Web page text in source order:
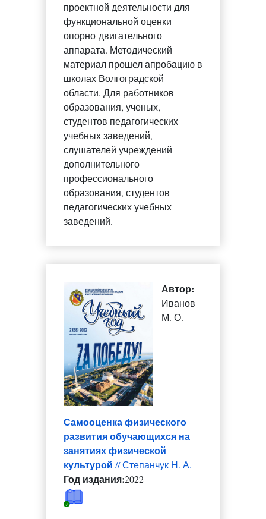
проектной деятельности для
функциональной оценки
опорно-двигательного
аппарата. Методический
материал прошел апробацию в
школах Волгоградской
области. Для работников
образования, ученых,
студентов педагогических
учебных заведений,
слушателей учреждений
дополнительного
профессионального
образования, студентов
педагогических учебных
заведений.
Автор:
Иванов
М. О.
Самооценка физического
развития обучающихся на
занятиях физической
культурой // Степанчук Н. А.
Год издания:2022